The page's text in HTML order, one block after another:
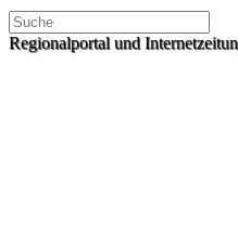
Regionalportal und